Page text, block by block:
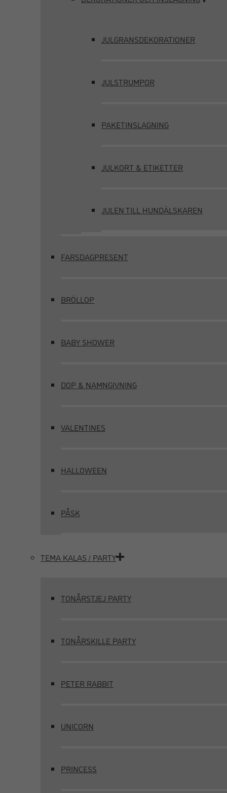
JULGRANSDEKORATIONER
JULSTRUMPOR
PAKETINSLAGNING
JULKORT & ETIKETTER
JULEN TILL HUNDÄLSKAREN
FARSDAGPRESENT
BRÖLLOP
BABY SHOWER
DOP & NAMNGIVNING
VALENTINES
HALLOWEEN
PÅSK
TEMA KALAS / PARTY
TONÅRSTJEJ PARTY
TONÅRSKILLE PARTY
PETER RABBIT
UNICORN
PRINCESS